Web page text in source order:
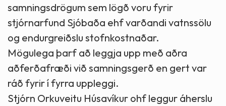
samningsdrögum sem lögð voru fyrir
stjórnarfund Sjóbaða ehf varðandi vatnssölu
og endurgreiðslu stofnkostnaðar.
Mögulega þarf að leggja upp með aðra
aðferðafræði við samningsgerð en gert var
ráð fyrir í fyrra uppleggi.
Stjórn Orkuveitu Húsavíkur ohf leggur áherslu